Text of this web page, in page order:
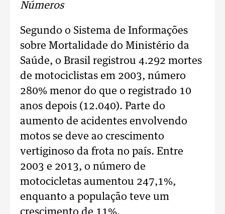
Números
Segundo o Sistema de Informações
sobre Mortalidade do Ministério da
Saúde, o Brasil registrou 4.292 mortes
de motociclistas em 2003, número
280% menor do que o registrado 10
anos depois (12.040). Parte do
aumento de acidentes envolvendo
motos se deve ao crescimento
vertiginoso da frota no país. Entre
2003 e 2013, o número de
motocicletas aumentou 247,1%,
enquanto a população teve um
crescimento de 11%.